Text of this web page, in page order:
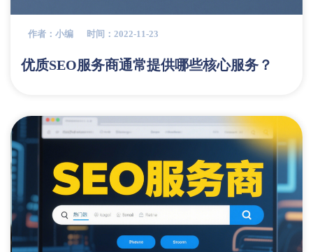
作者：小编 时间：2022-11-23
优质SEO服务商通常提供哪些核心服务？